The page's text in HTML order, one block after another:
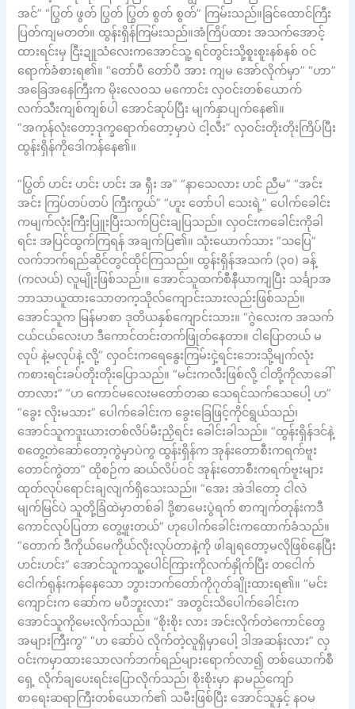
အင်” “ပြွတ် ဖွတ် ပြွတ် ပြွတ် စွတ် စွတ်” ကြမ်းသည်။ခြင်ထောင်ကြီး
ပြတ်ကျမတတ်။ ထွန်းရှိန်ကြမ်းသည်။အံကြိပ်ထား အသက်အောင့်
ထားရင်းမှ ငြီးဍူသံလေးကအောင်သူ့ ရင်တွင်းသို့စူးစူးနစ်နစ် ဝင်
ရောက်ခံစားရ၏။ “တော်ပီ တော်ပီ အား ကျမ အော်လိုက်မှာ” “ဟာ”
အခြေအနေကြီးက မိုးလေဝသ မကောင်း လှဝင်းတစ်ယောက်
လက်သီးကျစ်ကျစ်ပါ အောင်ဆုပ်ပြီး မျက်နှာပျက်နေ၏။
“အကုန်လုံးတော့ဒုက္ခရောက်တော့မှာပဲ ငါ့လီး” လှဝင်းတိုးတိုးကြိပ်ပြီး
ထွန်းရှိန်ကိုဒေါကန်နေ၏။
“ပြွတ် ဟင်း ဟင်း ဟင်း အ ရှီး အ” “နာသေလား ဟင် ညီမ” “အင်း
အင်း ကြပ်တပ်တပ် ကြီးကွယ်” “ဟူး တော်ပါ သေးရဲ့” ပေါက်ခေါင်း
ကမျက်လုံးကြီးပြူးပြီးသက်ပြင်းချပြသည်။ လှဝင်းကခေါင်းကိုခါ
ရင်း အပြင်ထွက်ကြရန် အချက်ပြ၏။ သုံးယောက်သား “သပြေ”
လက်ဘက်ရည်ဆိုင်တွင်ထိုင်ကြသည်။ ထွန်းရှိန်အသက် (၃၀) ခန့်
(ကလယ်) လူမျိုးဖြစ်သည်၊။ အောင်သူထက်စီနီယာကျပြီး သင်္ချာအ
ဘာသာယူထားသောတက့သိုလ်ကျောင်းသားလည်းဖြစ်သည်။
အောင်သူက မြန်မာစာ ဒုတိယနှစ်ကျောင်းသား။ “ဂွဲလေးက အသက်
ငယ်ငယ်လေးဟ ဒီကောင်တင်းတက်ဖြုတ်နေတာ။ ငါပြောတယ် မ
လုပ် နဲ့မလုပ်နဲ့ လို့” လှဝင်းကရေနွေးကြမ်းငှဲ့ရင်းဘေးသို့မျက်လုံး
ကစားရင်းခပ်တိုးတိုးပြောသည်။ “မင်းကလီးဖြစ်လို့ ငါတို့ကိုလာခေါ်
တာလား” “ဟ ကောင်မလေးမတော်တဆ သေရင်သက်သေပေါ့ ဟ”
“ခွေး လိုးမသား” ပေါက်ခေါင်းက ခွေးခြေဖြင့်ကိုင်ရွယ်သည်၊
အောင်သူကဒူးယားတစ်လိပ်မီးညှိရင်း ခေါင်းခါသည်။ “ထွန်းရှိန်ဒင်နဲ့
စတွေ့တဲဆော်တော့ကွဲမှာပဲကွ ထွန်းရှိန်က အုန်းတောစီးကရက်ဗူး
တောင်ကွဲတာ” ထိုစဉ်က ဆယ်လိပ်ဝင် အုန်းတောစီးကရက်ဗူးများ
ထုတ်လုပ်ရောင်းချလျက်ရှိသေးသည်။ “အေး အဲဒါတော့ ငါလဲ
မျက်မြင်ပဲ သူတို့ခြံထဲမှာတစ်ခါ ဒို့စာမေးပွဲရက် စာကျက်တုန်းကဒီ
ကောင်လုပ်ပြတာ တွေ့ဖူးတယ်” ဟုပေါက်ခေါင်းကထောက်ခံသည်။
“တောက် ဒီကိုယ်မေကိုယ်လိုးလုပ်တာနဲ့ကို ဖါချရတော့မလိုဖြစ်နေပြီး
ဟင်းဟင်း” အောင်သူကသူ့ပေါင်ကြားကိုလက်နှိုက်ပြီး တငေါက်
ငေါက်ရုန်းကန်နေသော ဘွားဘက်တော်ကိုဂုတ်ချိုးထားရ၏။ “မင်း
ကျောင်းက ဆော်က မပီဘူးလား” အတွင်းသိပေါက်ခေါင်းက
အောင်သူကိုမေးလိုက်သည်။ “စိုးစိုး လား အင်းလိုက်တဲကောင်တွေ
အများကြီးကွ” “ဟ ဆော်ပဲ လိုက်တဲ့လူရှိမှာပေါ့ ဒါအဆန်းလား” လှ
ဝင်းကမှာထားသောလက်ဘက်ရည်များရောက်လာ၍ တစ်ယောက်စီ
ရှေ့ လိုက်ချပေးရင်းပြောလိုက်သည်၊ စိုးစိုးမှာ နာမည်ကျော်
စာရေးဆရာကြီးတစ်ယောက်၏ သမီးဖြစ်ပြီး အောင်သူနှင့် နဝမ